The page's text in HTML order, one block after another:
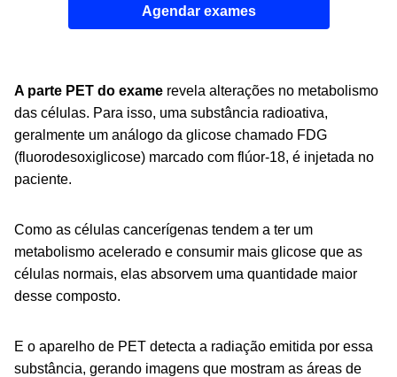
Agendar exames
A parte PET do exame revela alterações no metabolismo
das células. Para isso, uma substância radioativa,
geralmente um análogo da glicose chamado FDG
(fluorodesoxiglicose) marcado com flúor-18, é injetada no
paciente.
Como as células cancerígenas tendem a ter um
metabolismo acelerado e consumir mais glicose que as
células normais, elas absorvem uma quantidade maior
desse composto.
E o aparelho de PET detecta a radiação emitida por essa
substância, gerando imagens que mostram as áreas de